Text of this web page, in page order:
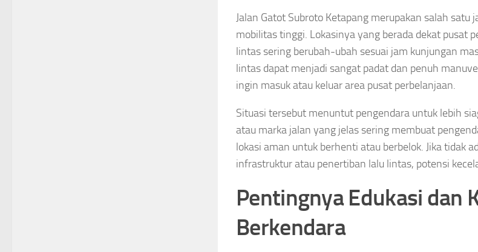
Jalan Gatot Subroto Ketapang merupakan salah satu
mobilitas tinggi. Lokasinya yang berada dekat pusat
lintas sering berubah-ubah sesuai jam kunjungan
lintas dapat menjadi sangat padat dan penuh
ingin masuk atau keluar area pusat perbelanjaan.
Situasi tersebut menuntut pengendara untuk lebih
atau marka jalan yang jelas sering membuat
lokasi aman untuk berhenti atau berbelok. Jika tidak
infrastruktur atau penertiban lalu lintas, potensi
Pentingnya Edukasi dan
Berkendara